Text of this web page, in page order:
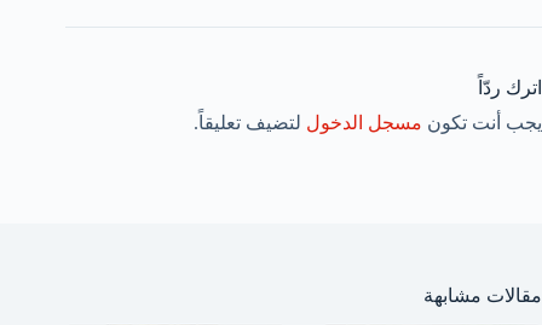
اترك ردّاً
يجب أنت تكون مسجل الدخول لتضيف تعليقاً.
مقالات مشابهة